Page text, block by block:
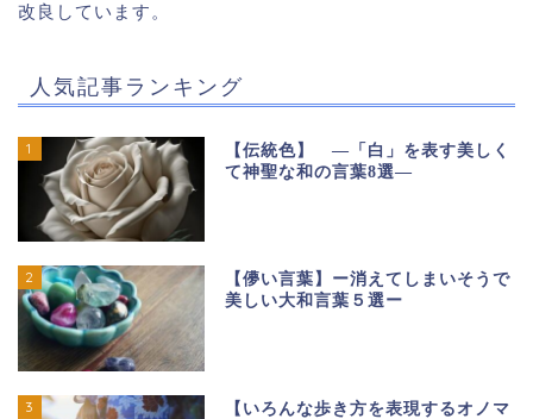
改良しています。
人気記事ランキング
1
【伝統色】 ―「白」を表す美しく
て神聖な和の言葉8選―
2
【儚い言葉】ー消えてしまいそうで
美しい大和言葉５選ー
3
【いろんな歩き方を表現するオノマ